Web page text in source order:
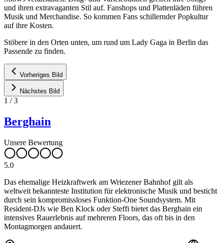
und ihren extravaganten Stil auf. Fanshops und Plattenläden führen
Musik und Merchandise. So kommen Fans schillernder Popkultur
auf ihre Kosten.
Stöbere in den Orten unten, um rund um Lady Gaga in Berlin das
Passende zu finden.
Vorheriges Bild
Nächstes Bild
1 /3
Berghain
Unsere Bewertung
5.0
Das ehemalige Heizkraftwerk am Wriezener Bahnhof gilt als
weltweit bekannteste Institution für elektronische Musik und besticht
durch sein kompromissloses Funktion-One Soundsystem. Mit
Resident-DJs wie Ben Klock oder Steffi bietet das Berghain ein
intensives Rauerlebnis auf mehreren Floors, das oft bis in den
Montagmorgen andauert.